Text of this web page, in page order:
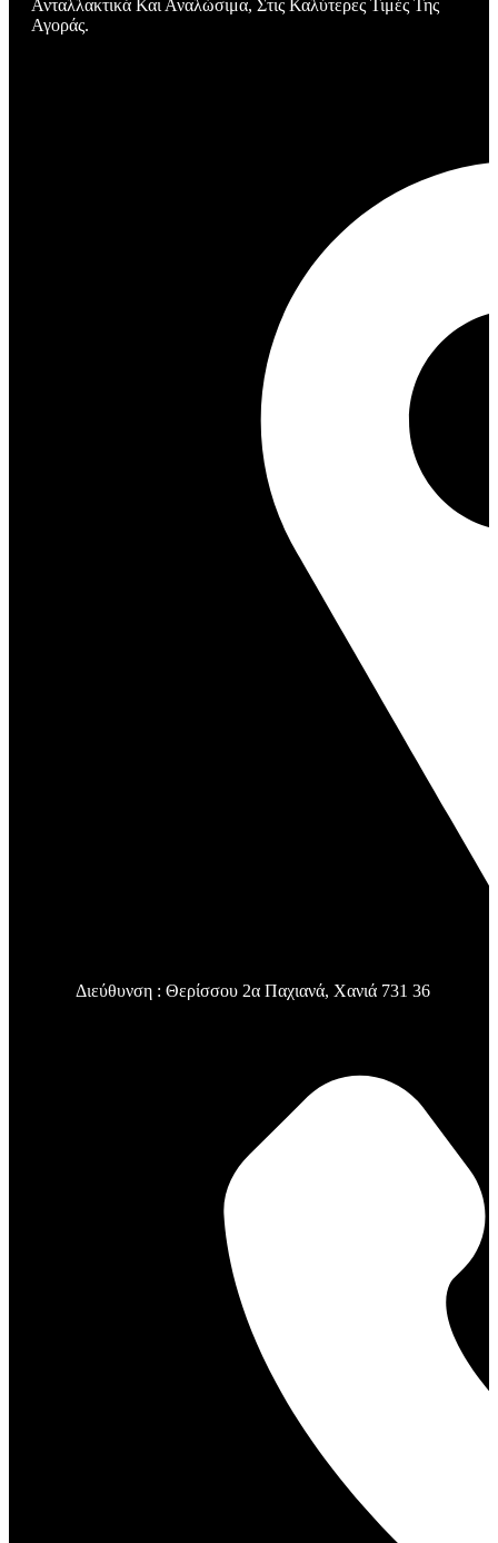
Ανταλλακτικά Και Αναλώσιμα, Στις Καλύτερες Τιμές Της
Αγοράς.
Διεύθυνση : Θερίσσου 2α Παχιανά, Χανιά 731 36